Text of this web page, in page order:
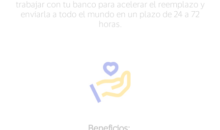
trabajar con tu banco para acelerar el reemplazo y
enviarla a todo el mundo en un plazo de 24 a 72
horas.